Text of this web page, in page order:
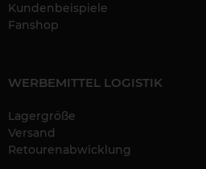
Kundenbeispiele
Fanshop
WERBEMITTEL LOGISTIK
Lagergröße
Versand
Retourenabwicklung